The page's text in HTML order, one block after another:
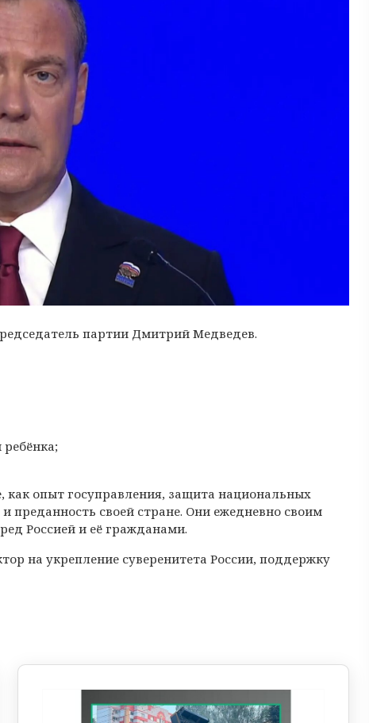
партии Дмитрий Медведев.
опыт госуправления, защита национальных
преданность своей стране. Они ежедневно своим
Россией и её гражданами.
на укрепление суверенитета России, поддержку